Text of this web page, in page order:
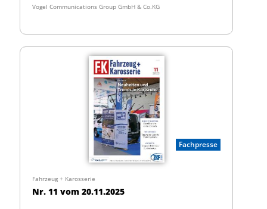
Vogel Communications Group GmbH & Co.KG
Fachpresse
Fahrzeug + Karosserie
Nr. 11 vom 20.11.2025